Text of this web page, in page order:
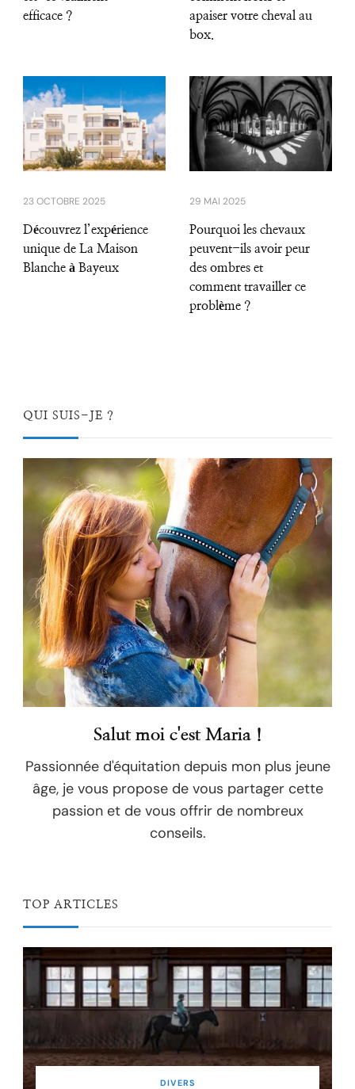
efficace ?
apaiser votre cheval au
box.
23 OCTOBRE 2025
Découvrez l’expérience
unique de La Maison
Blanche à Bayeux
29 MAI 2025
Pourquoi les chevaux
peuvent-ils avoir peur
des ombres et
comment travailler ce
problème ?
QUI SUIS-JE ?
Salut moi c'est Maria !
Passionnée d'équitation depuis mon plus jeune
âge, je vous propose de vous partager cette
passion et de vous offrir de nombreux
conseils.
TOP ARTICLES
DIVERS